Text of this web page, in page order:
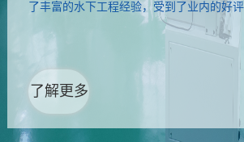
了丰富的水下工程经验，受到了业内的好评
了解更多